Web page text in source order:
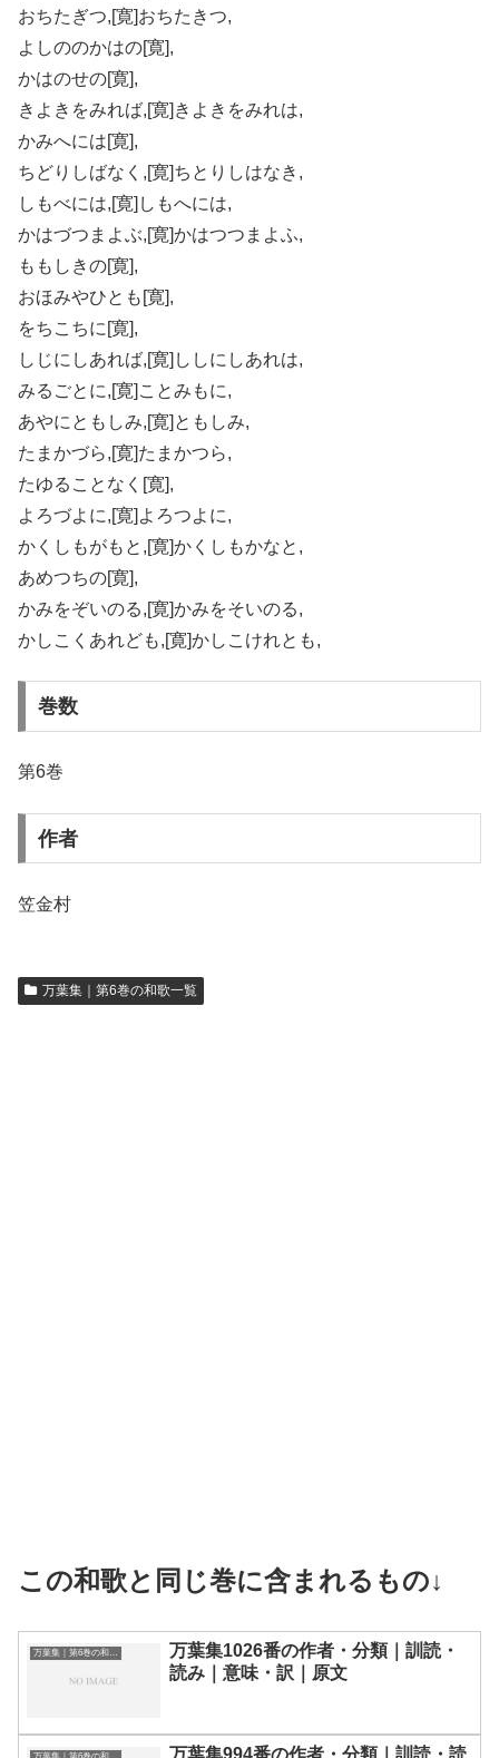
おちたぎつ,[寛]おちたきつ,
よしののかはの[寛],
かはのせの[寛],
きよきをみれば,[寛]きよきをみれは,
かみへには[寛],
ちどりしばなく,[寛]ちとりしはなき,
しもべには,[寛]しもへには,
かはづつまよぶ,[寛]かはつつまよふ,
ももしきの[寛],
おほみやひとも[寛],
をちこちに[寛],
しじにしあれば,[寛]ししにしあれは,
みるごとに,[寛]ことみもに,
あやにともしみ,[寛]ともしみ,
たまかづら,[寛]たまかつら,
たゆることなく[寛],
よろづよに,[寛]よろつよに,
かくしもがもと,[寛]かくしもかなと,
あめつちの[寛],
かみをぞいのる,[寛]かみをそいのる,
かしこくあれども,[寛]かしこけれとも,
巻数
第6巻
作者
笠金村
万葉集｜第6巻の和歌一覧
この和歌と同じ巻に含まれるもの↓
万葉集1026番の作者・分類｜訓読・
読み｜意味・訳｜原文
万葉集｜第6巻の和歌一覧 万葉集994番の作者・分類｜訓読・読